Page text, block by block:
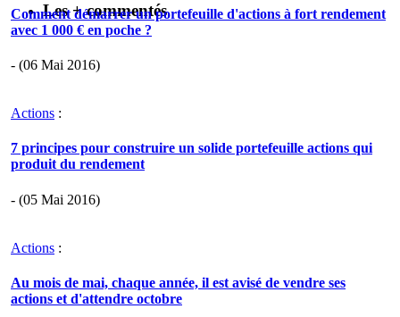
Les + commentés
Comment démarrer un portefeuille d'actions à fort rendement
avec 1 000 € en poche ?
- (06 Mai 2016)
Actions :
7 principes pour construire un solide portefeuille actions qui
produit du rendement
- (05 Mai 2016)
Actions :
Au mois de mai, chaque année, il est avisé de vendre ses
actions et d'attendre octobre